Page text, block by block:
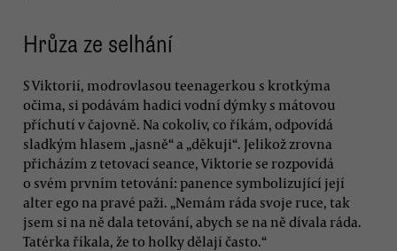
Hrůza ze selhání
S Viktorií, modrovlasou teenagerkou s krotkýma
očima, si podávám hadici vodní dýmky s mátovou
příchutí v čajovně. Na cokoliv, co říkám, odpovídá
sladkým hlasem „jasně“ a „děkuji“. Jelikož zrovna
přicházím z tetovací seance, Viktorie se rozpovídá
o svém prvním tetování: panence symbolizující její
alter ego na pravé paži. „Nemám ráda svoje ruce, tak
jsem si na ně dala tetování, abych se na ně dívala ráda.
Tatérka říkala, že to holky dělají často.“